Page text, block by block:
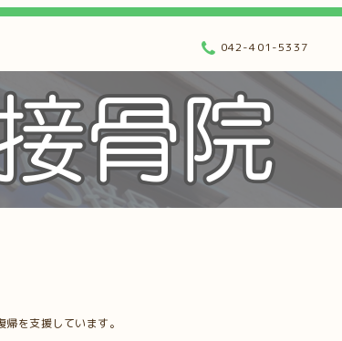
を支援しています。
042-401-5337